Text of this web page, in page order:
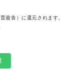
遊舎）に還元されます。